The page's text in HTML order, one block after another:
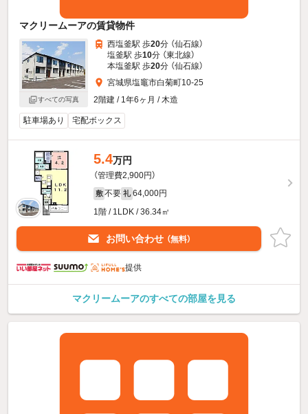
マクリームーアの賃貸物件
すべての写真
西塩釜駅 歩20分 （仙石線）
塩釜駅 歩10分 （東北線）
本塩釜駅 歩20分 （仙石線）
宮城県塩竈市白菊町10-25
2階建 / 1年6ヶ月 / 木造
駐車場あり 宅配ボックス
5.4万円
（管理費2,900円）
敷 不要 礼 64,000円
1階 / 1LDK / 36.34㎡
お問い合わせ （無料）
提供
マクリームーアのすべての部屋を見る